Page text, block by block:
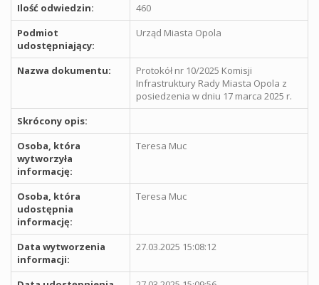
Ilość odwiedzin:
460
Podmiot
udostępniający:
Urząd Miasta Opola
Nazwa dokumentu:
Protokół nr 10/2025 Komisji
Infrastruktury Rady Miasta Opola z
posiedzenia w dniu 17 marca 2025 r.
Skrócony opis:
Osoba, która
wytworzyła
informację:
Teresa Muc
Osoba, która
udostępnia
informację:
Teresa Muc
Data wytworzenia
informacji:
27.03.2025 15:08:12